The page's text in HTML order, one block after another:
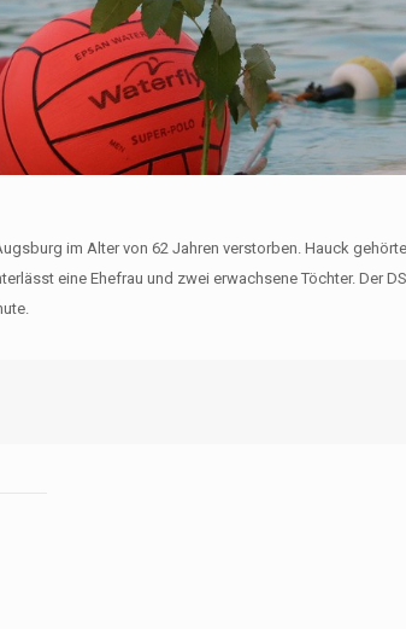
im Alter von 62 Jahren verstorben. Hauck
eine Ehefrau und zwei erwachsene Töchter. Der